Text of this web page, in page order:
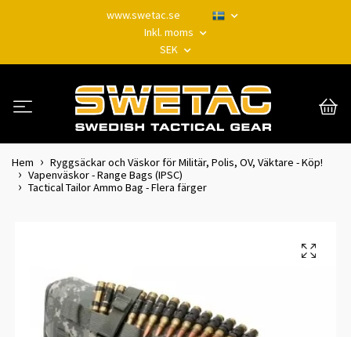
www.swetac.se
Inkl. moms
SEK
Hem
Ryggsäckar och Väskor för Militär, Polis, OV, Väktare - Köp!
Vapenväskor - Range Bags (IPSC)
Tactical Tailor Ammo Bag - Flera färger